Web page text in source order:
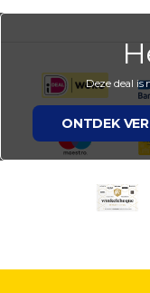
Deze deal is
ONTDEK